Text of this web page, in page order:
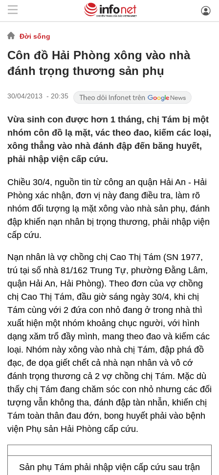
Đời sống
Côn đồ Hải Phòng xông vào nhà
đánh trọng thương sản phụ
30/04/2013 - 20:35
Vừa sinh con được hơn 1 tháng, chị Tám bị một
nhóm côn đồ lạ mặt, vác theo đao, kiếm các loại,
xông thẳng vào nhà đánh đập đến băng huyết,
phải nhập viện cấp cứu.
Chiều 30/4, nguồn tin từ công an quận Hải An - Hải
Phòng xác nhận, đơn vị này đang điều tra, làm rõ
nhóm đối tượng lạ mặt xông vào nhà sản phụ, đánh
đập khiến nạn nhân bị trọng thương, phải nhập viện
cấp cứu.
Nạn nhân là vợ chồng chị Cao Thị Tám (SN 1977,
trú tại số nhà 81/162 Trung Tự, phường Đằng Lâm,
quận Hải An, Hải Phòng). Theo đơn của vợ chồng
chị Cao Thị Tám, đầu giờ sáng ngày 30/4, khi chị
Tám cùng với 2 đứa con nhỏ đang ở trong nhà thì
xuất hiện một nhóm khoảng chục người, với hình
dạng xăm trổ đầy mình, mang theo đao và kiếm các
loại. Nhóm này xông vào nhà chị Tám, đập phá đồ
đạc, đe dọa giết chết cả nhà nạn nhân và vô cớ
đánh trọng thương cả 2 vợ chồng chị Tám. Mặc dù
thấy chị Tám đang chăm sóc con nhỏ nhưng các đối
tượng vẫn không tha, đánh đập tàn nhẫn, khiến chị
Tám toàn thân đau đớn, bong huyết phải vào bệnh
viện Phụ sản Hải Phòng cấp cứu.
Sản phụ Tám phải nhập viện cấp cứu sau trận